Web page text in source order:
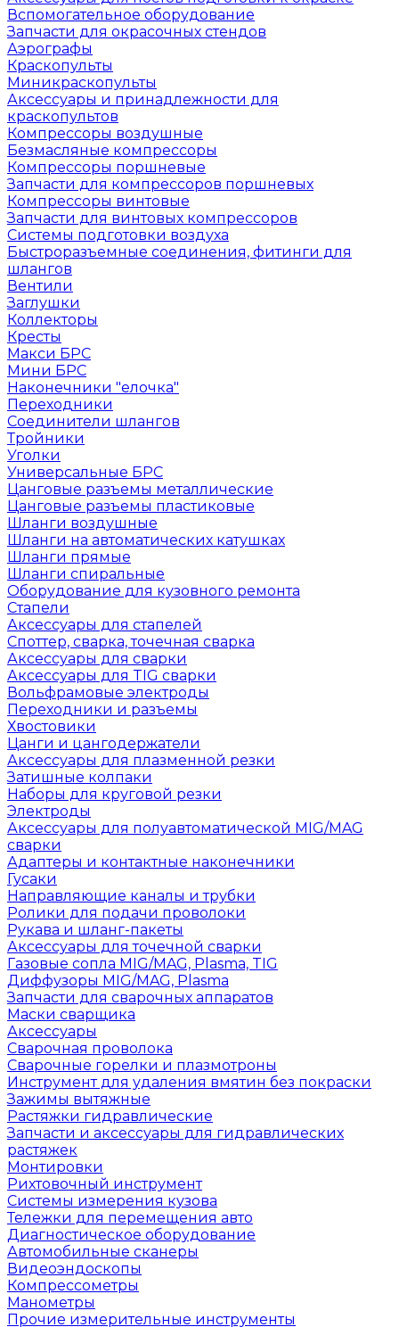
Вспомогательное оборудование
Запчасти для окрасочных стендов
Аэрографы
Краскопульты
Миникраскопульты
Аксессуары и принадлежности для
краскопультов
Компрессоры воздушные
Безмасляные компрессоры
Компрессоры поршневые
Запчасти для компрессоров поршневых
Компрессоры винтовые
Запчасти для винтовых компрессоров
Системы подготовки воздуха
Быстроразъемные соединения, фитинги для
шлангов
Вентили
Заглушки
Коллекторы
Кресты
Макси БРС
Мини БРС
Наконечники "елочка"
Переходники
Соединители шлангов
Тройники
Уголки
Универсальные БРС
Цанговые разъемы металлические
Цанговые разъемы пластиковые
Шланги воздушные
Шланги на автоматических катушках
Шланги прямые
Шланги спиральные
Оборудование для кузовного ремонта
Стапели
Аксессуары для стапелей
Споттер, сварка, точечная сварка
Аксессуары для сварки
Аксессуары для TIG сварки
Вольфрамовые электроды
Переходники и разъемы
Хвостовики
Цанги и цангодержатели
Аксессуары для плазменной резки
Затишные колпаки
Наборы для круговой резки
Электроды
Аксессуары для полуавтоматической MIG/MAG
сварки
Адаптеры и контактные наконечники
Гусаки
Направляющие каналы и трубки
Ролики для подачи проволоки
Рукава и шланг-пакеты
Аксессуары для точечной сварки
Газовые сопла MIG/MAG, Plasma, TIG
Диффузоры MIG/MAG, Plasma
Запчасти для сварочных аппаратов
Маски сварщика
Аксессуары
Сварочная проволока
Сварочные горелки и плазмотроны
Инструмент для удаления вмятин без покраски
Зажимы вытяжные
Растяжки гидравлические
Запчасти и аксессуары для гидравлических
растяжек
Монтировки
Рихтовочный инструмент
Системы измерения кузова
Тележки для перемещения авто
Диагностическое оборудование
Автомобильные сканеры
Видеоэндоскопы
Компрессометры
Манометры
Прочие измерительные инструменты